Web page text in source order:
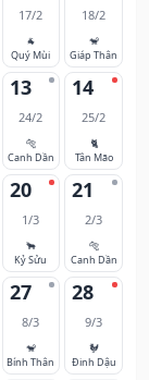
17/2
🐐
Quý Mùi
18/2
🐒
Giáp Thân
13
24/2
🐅
Canh Dần
14
25/2
🐈
Tân Mão
20
1/3
🐂
Kỷ Sửu
21
2/3
🐅
Canh Dần
27
8/3
🐒
Bính Thân
28
9/3
🐓
Đinh Dậu